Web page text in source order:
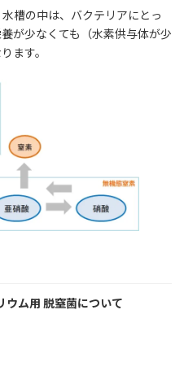
槽の中は、バクテリアにとっ
が少なくても（水素供与体が少
ます。
ウム用 脱窒菌について